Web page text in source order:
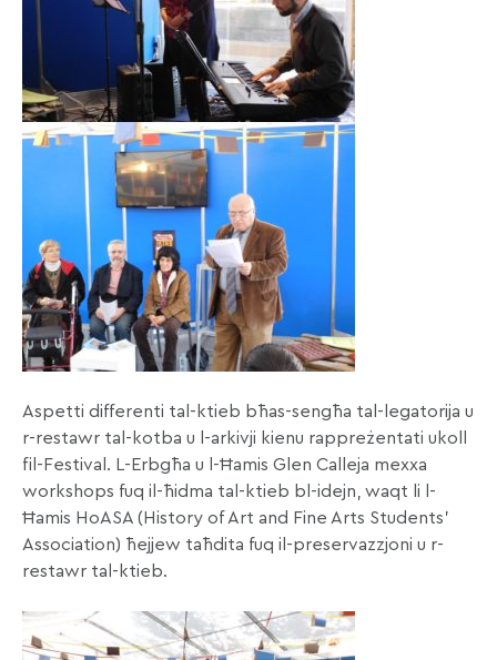
Aspetti differenti tal-ktieb bħas-sengħa tal-legatorija u
r-restawr tal-kotba u l-arkivji kienu rappreżentati ukoll
fil-Festival. L-Erbgħa u l-Ħamis Glen Calleja mexxa
workshops fuq il-ħidma tal-ktieb bl-idejn, waqt li l-
Ħamis HoASA (History of Art and Fine Arts Students’
Association) ħejjew taħdita fuq il-preservazzjoni u r-
restawr tal-ktieb.